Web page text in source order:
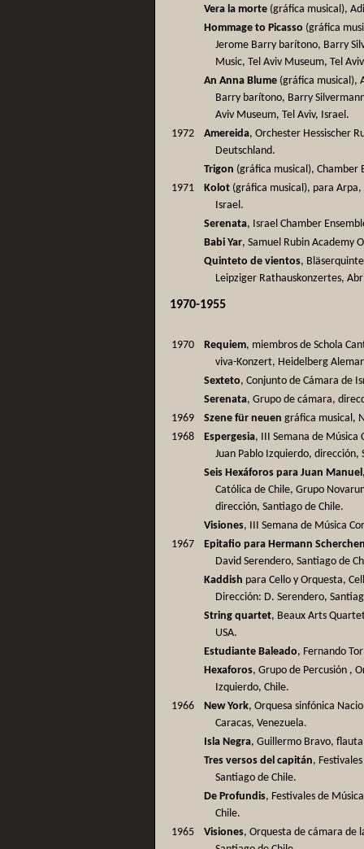
Vera la morte (gráfica musical),
Hommage to Picasso (gráfica
Jerome Barry barítono, Barry
Music, Tel Aviv Museum, Tel
An Anna Blume (gráfica musical),
Barry barítono, Barry
Aviv Museum, Tel Aviv, Israel.
1972
Amereida, Orchester Hessischer
Deutschland.
Trigon (gráfica musical), Chamber
1971
Kolot (gráfica musical), para
Israel.
Serenata, Israel Chamber
Babi Yar, Samuel Rubin Academy
Quinteto de vientos,
Leipziger Rathauskonzertes,
1970-1955
1970 Requiem, miembros de Schola
viva-Konzert, Heidelberg
Sexteto, Conjunto de Cámara de
Serenata, Grupo de cámara,
1969
Szene für neuen gráfica musical,
1968
Espergesia, III Semana de Música
Juan Pablo Izquierdo, dirección,
Seis Hexáforos para Juan Manuel
Católica de Chile, Grupo
dirección, Santiago de Chile.
Visiones, III Semana de Música
1967
Epitafio para Hermann
David Serendero, Santiago de
Kaddish para Cello y Orquesta,
Dirección: D. Serendero,
String quartet, Beaux Arts
USA.
Estudiante Baleado, Fernando
Hexaforos, Grupo de Percusión ,
Izquierdo, Chile.
1966
New York, Orquesa sinfónica
Caracas, Venezuela.
Isla Negra, Guillermo Bravo,
Tres versos del capitán,
Santiago de Chile.
De Profundis, Festivales de
Chile.
1965
Visiones, Orquesta de cámara de